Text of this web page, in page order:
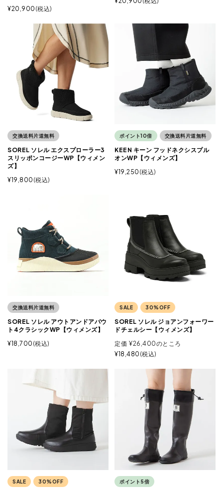
¥20,900 税込
交換送料片道無料
SOREL ソレル エクスプローラー3
スリッポンコージーWP【ウィメン
ズ】
¥19,800 税込
ポイント10倍 交換送料片道無料
KEEN キーン フッドネクシスプル
オンWP【ウィメンズ】
¥19,250 税込
交換送料片道無料
SOREL ソレル アウトアンドアバウ
ト4クラシックWP【ウィメンズ】
¥18,700 税込
SALE 30%OFF
SOREL ソレル ジョアンフォーワー
ドチェルシー【ウィメンズ】
定価 ¥26,400のところ
¥18,480 税込
SALE 30%OFF ポイント5倍